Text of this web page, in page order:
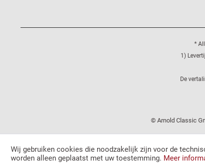
*
1)
De
© Arnold Classic
Wij gebruiken cookies die noodzakelijk zijn voor de
worden alleen geplaatst met uw toestemming. Meer